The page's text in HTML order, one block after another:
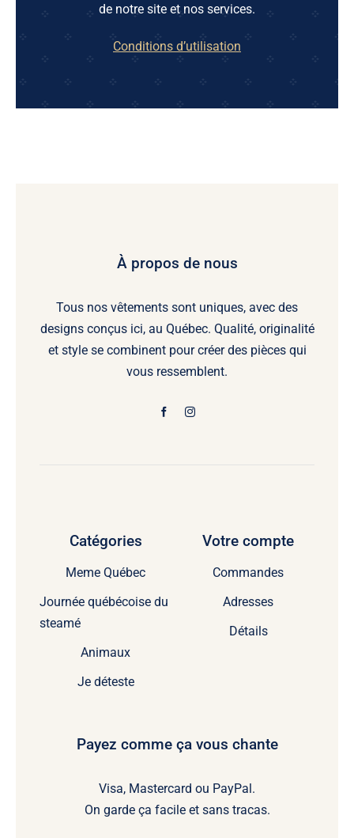
de notre site et nos services.
Conditions d’utilisation
À propos de nous
Tous nos vêtements sont uniques, avec des
designs conçus ici, au Québec. Qualité, originalité
et style se combinent pour créer des pièces qui
vous ressemblent.
Catégories
Meme Québec
Journée québécoise du
steamé
Animaux
Je déteste
Votre compte
Commandes
Adresses
Détails
Payez comme ça vous chante
Visa, Mastercard ou PayPal.
On garde ça facile et sans tracas.